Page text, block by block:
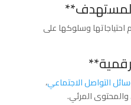
وسلوكها على
التواصل الاجتماعي،
والمحتوى المرئي.